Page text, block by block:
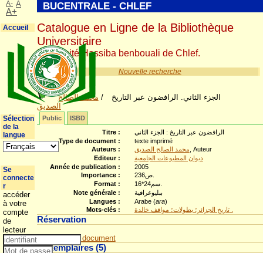
Nouvelle recherche
الجزء الثاني. الرافضون عبر التاريخ / محمد الصالح
الصديق
Public
ISBD
Titre :
الرافضون عبر التاريخ : الجزء الثاني
Type de document :
texte imprimé
Auteurs :
محمد الصالح الصديق , Auteur
Editeur :
ديوان المطبوعات الجامعية
Année de publication :
2005
Importance :
236ص.
Format :
16*24سم.
Note générale :
ببليوغرافية
Langues :
Arabe (ara)
Mots-clés :
تاريخ الجزائر؛ بطولات؛ مواقف خالدة .
Réservation
Réserver ce document
Exemplaires (5)
BUCENTRALE - CHLEF
Catalogue en Ligne de la Bibliothèque
Universitaire
Université Hassiba benbouali de Chlef.
A- A
A+
Accueil
Sélection
de la
langue
Se
connecte
r
accéder
à votre
compte
de
lecteur